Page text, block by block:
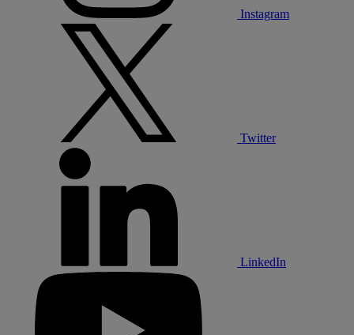
Instagram
Twitter
LinkedIn